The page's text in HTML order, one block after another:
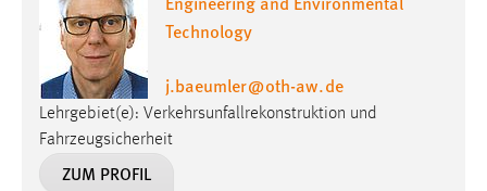
Technology
j.baeumler@oth-aw.de
Lehrgebiet(e): Verkehrsunfallrekonstruktion und
Fahrzeugsicherheit
ZUM PROFIL